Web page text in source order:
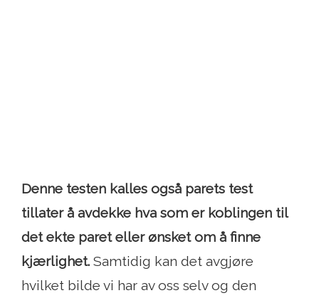
Denne testen kalles også parets test
tillater å avdekke hva som er koblingen til
det ekte paret eller ønsket om å finne
kjærlighet. Samtidig kan det avgjøre
hvilket bilde vi har av oss selv og den